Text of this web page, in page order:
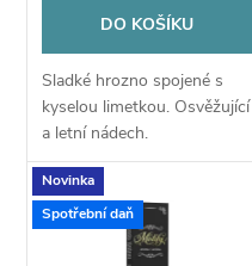
d
u
k
o
d
u
k
DO KOŠÍKU
Sladké hrozno spojené s
kyselou limetkou. Osvěžující
a letní nádech.
Novinka
Spotřební daň